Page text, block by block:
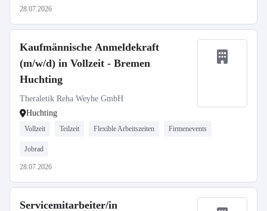
28.07.2026
Kaufmännische Anmeldekraft
(m/w/d) in Vollzeit - Bremen
Huchting
Theraletik Reha Weyhe GmbH
Huchting
Vollzeit Teilzeit Flexible Arbeitszeiten Firmenevents
Jobrad
28.07.2026
Servicemitarbeiter/in